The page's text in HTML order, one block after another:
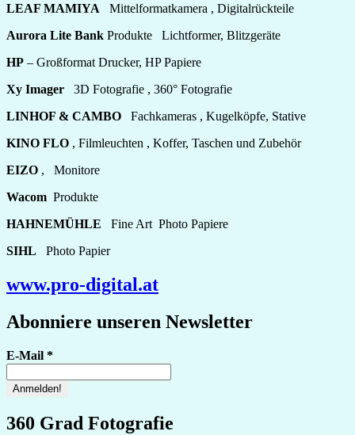
LEAF MAMIYA Mittelformatkamera , Digitalrückteile
Aurora Lite Bank Produkte Lichtformer, Blitzgeräte
HP – Großformat Drucker, HP Papiere
Xy Imager 3D Fotografie , 360° Fotografie
LINHOF & CAMBO Fachkameras , Kugelköpfe, Stative
KINO FLO , Filmleuchten , Koffer, Taschen und Zubehör
EIZO , Monitore
Wacom Produkte
HAHNEMÜHLE Fine Art Photo Papiere
SIHL Photo Papier
www.pro-digital.at
Abonniere unseren Newsletter
E-Mail *
360 Grad Fotografie